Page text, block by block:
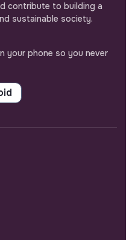
contribute to building a
sustainable society.
your phone so you never